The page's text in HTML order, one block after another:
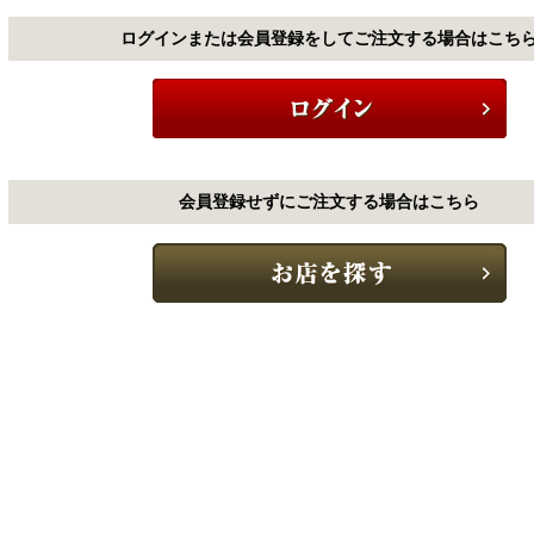
ログインまたは会員登録をしてご注文する場合はこち
会員登録せずにご注文する場合はこちら